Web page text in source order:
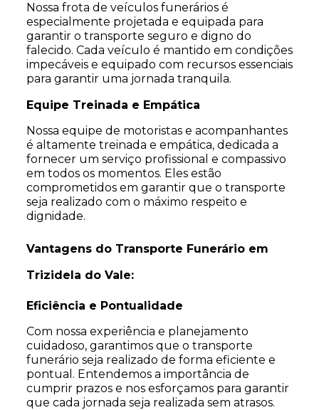
Nossa frota de veículos funerários é
especialmente projetada e equipada para
garantir o transporte seguro e digno do
falecido. Cada veículo é mantido em condições
impecáveis e equipado com recursos essenciais
para garantir uma jornada tranquila.
Equipe Treinada e Empática
Nossa equipe de motoristas e acompanhantes
é altamente treinada e empática, dedicada a
fornecer um serviço profissional e compassivo
em todos os momentos. Eles estão
comprometidos em garantir que o transporte
seja realizado com o máximo respeito e
dignidade.
Vantagens do Transporte Funerário em
Trizidela do Vale:
Eficiência e Pontualidade
Com nossa experiência e planejamento
cuidadoso, garantimos que o transporte
funerário seja realizado de forma eficiente e
pontual. Entendemos a importância de
cumprir prazos e nos esforçamos para garantir
que cada jornada seja realizada sem atrasos.